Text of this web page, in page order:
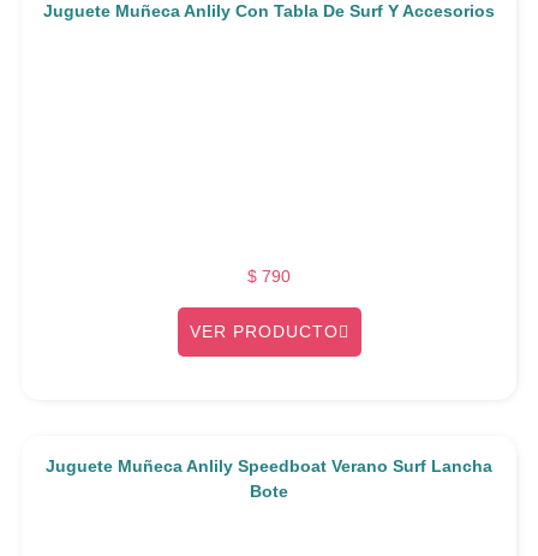
Juguete Muñeca Anlily Con Tabla De Surf Y Accesorios
$ 790
VER PRODUCTO
Juguete Muñeca Anlily Speedboat Verano Surf Lancha
Bote